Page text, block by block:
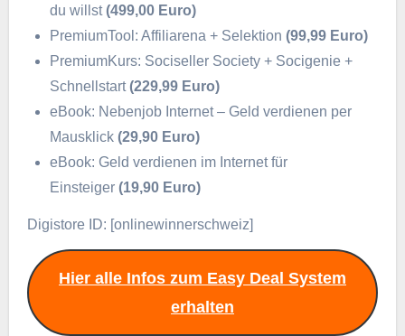
du willst(499,00 Euro)
PremiumTool: Affiliarena + Selektion(99,99 Euro)
PremiumKurs: Sociseller Society + Socigenie +
Schnellstart(229,99 Euro)
eBook: Nebenjob Internet – Geld verdienen per
Mausklick(29,90 Euro)
eBook: Geld verdienen im Internet für
Einsteiger(19,90 Euro)
Digistore ID: [onlinewinnerschweiz]
Hier alle Infos zum Easy Deal System
erhalten